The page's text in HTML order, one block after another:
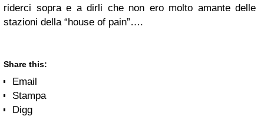
riderci sopra e a dirli che non ero molto amante delle
stazioni della “house of pain”….
Share this:
Email
Stampa
Digg